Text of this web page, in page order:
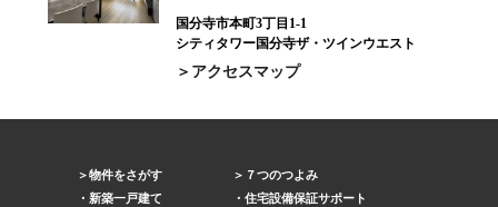
国分寺市本町3丁目1-1
シティタワー国分寺ザ・ツインウエスト
アクセスマップ
物件をさがす
新築一戸建て
７つのつよみ
住宅設備保証サポート